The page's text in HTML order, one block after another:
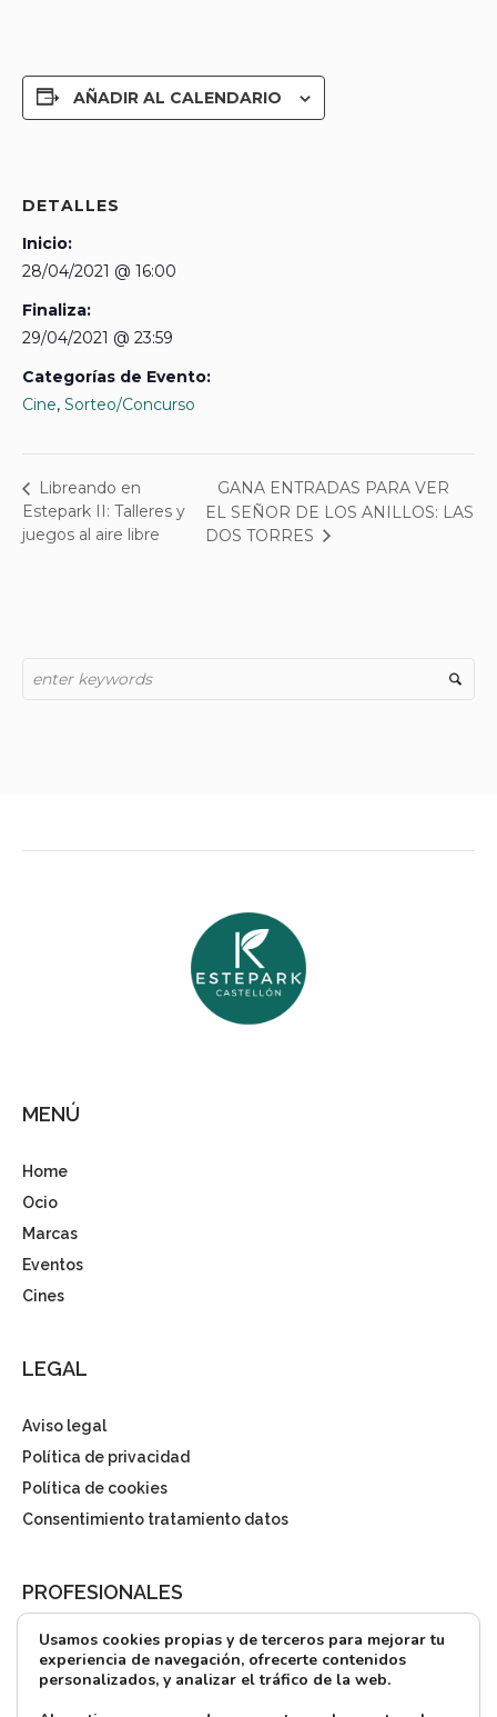
AÑADIR AL CALENDARIO
DETALLES
Inicio:
28/04/2021 @ 16:00
Finaliza:
29/04/2021 @ 23:59
Categorías de Evento:
Cine, Sorteo/Concurso
Libreando en
Estepark II: Talleres y
juegos al aire libre
GANA ENTRADAS PARA VER
EL SEÑOR DE LOS ANILLOS: LAS
DOS TORRES
MENÚ
Home
Ocio
Marcas
Eventos
Cines
LEGAL
Aviso legal
Política de privacidad
Política de cookies
Consentimiento tratamiento datos
PROFESIONALES
¿Quieres alquilar?
Prensa
Directorio
Usamos cookies propias y de terceros para mejorar tu
experiencia de navegación, ofrecerte contenidos
personalizados, y analizar el tráfico de la web.